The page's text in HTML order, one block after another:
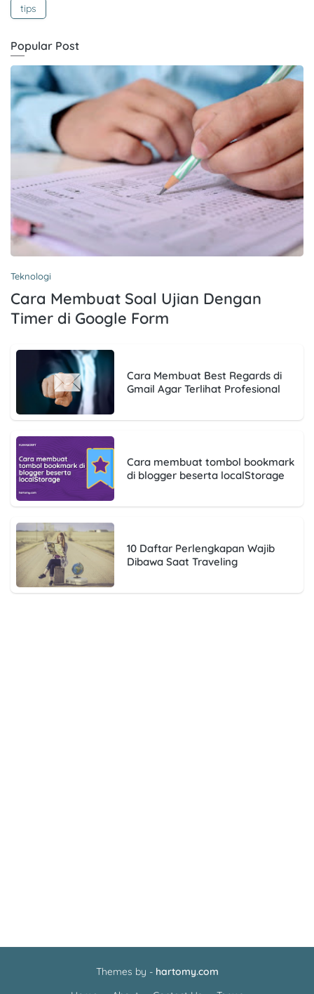
tips
Popular Post
Teknologi
Cara Membuat Soal Ujian Dengan
Timer di Google Form
Cara Membuat Best Regards di
Gmail Agar Terlihat Profesional
Cara membuat tombol bookmark
di blogger beserta localStorage
10 Daftar Perlengkapan Wajib
Dibawa Saat Traveling
Themes by - hartomy.com